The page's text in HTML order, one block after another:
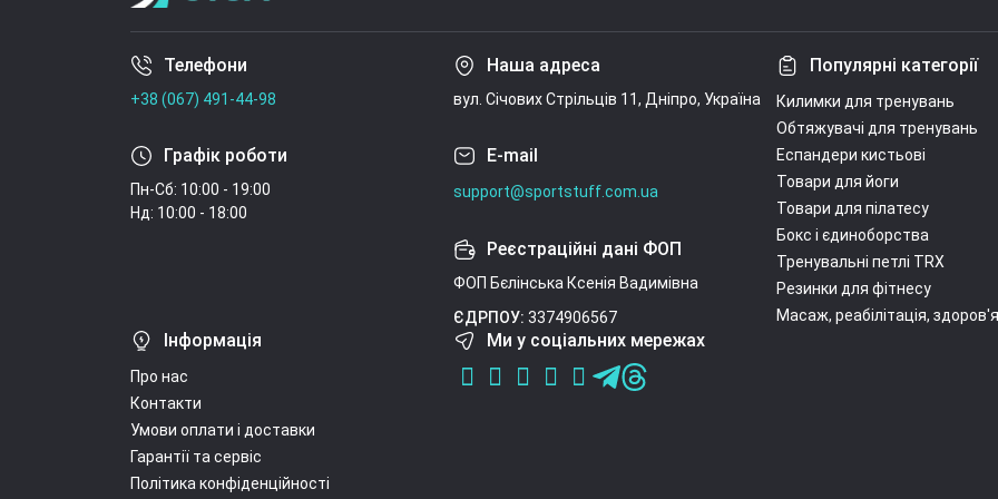
Телефони
+38 (067) 491-44-98
Графік роботи
Пн-Сб: 10:00 - 19:00
Нд: 10:00 - 18:00
Наша адреса
вул. Січових Стрільців 11, Дніпро, Україна
E-mail
support@sportstuff.com.ua
Реєстраційні дані ФОП
ФОП Бєлінська Ксенія Вадимівна
ЄДРПОУ: 3374906567
Популярні категорії
Килимки для тренувань
Обтяжувачі для тренувань
Еспандери кистьові
Товари для йоги
Товари для пілатесу
Бокс і єдиноборства
Тренувальні петлі TRX
Резинки для фітнесу
Масаж, реабілітація, здоров'я
Інформація
Про нас
Контакти
Умови оплати і доставки
Гарантії та сервіс
Політика конфіденційності
Ми у соціальних мережах